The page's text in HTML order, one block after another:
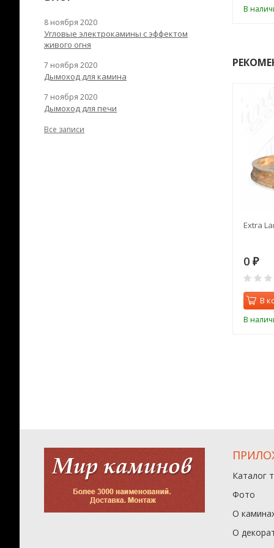
В
Extra
0 ₽
В
В
8 ноября 2020
Угловые электрокамины с эффектом
живого огня
7 ноября 2020
Дымоход для камина
7 ноября 2020
Дымоход для печи
Все записи
Каталог
Фото
О
О